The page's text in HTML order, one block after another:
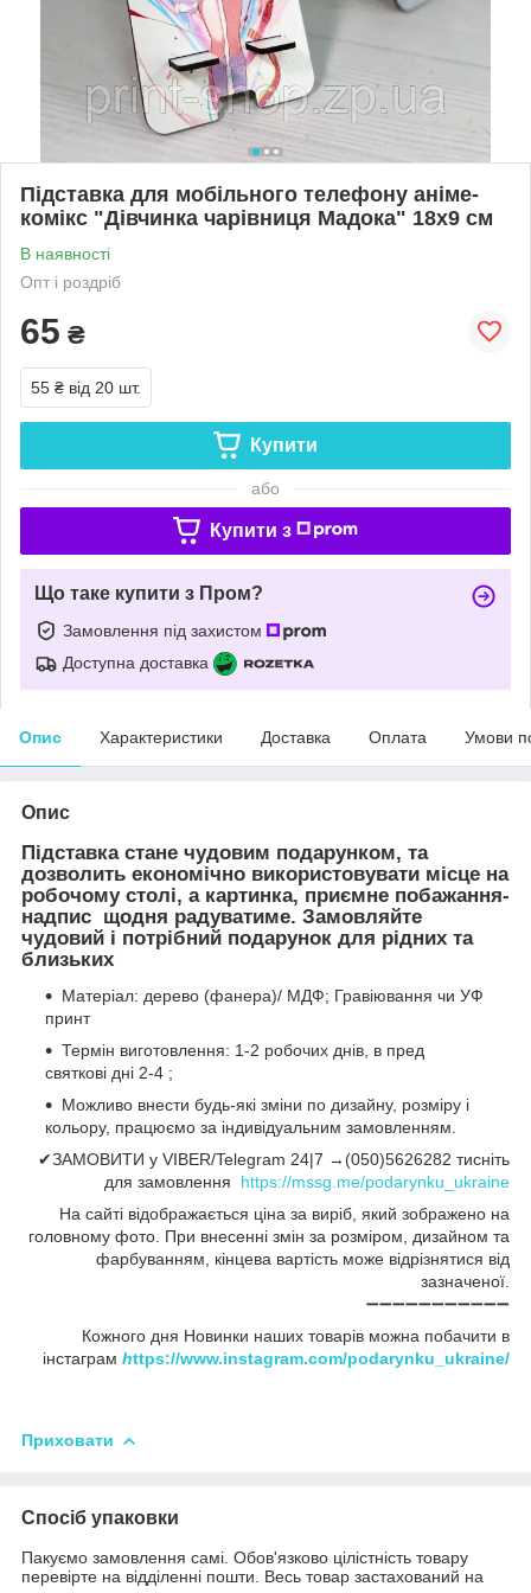
Підставка для мобільного телефону аніме-
комікс "Дівчинка чарівниця Мадока" 18х9 см
В наявності
Опт і роздріб
65 ₴
55 ₴ від 20 шт.
Купити
або
Купити з
Що таке купити з Пром?
Замовлення під захистом
Доступна доставка
Опис Характеристики Доставка Оплата Умови
Опис
Підставка стане чудовим подарунком, та
дозволить економічно використовувати місце на
робочому столі, а картинка, приємне побажання-
надпис щодня радуватиме. Замовляйте
чудовий і потрібний подарунок для рідних та
близьких
Матеріал: дерево (фанера)/ МДФ; Гравіювання чи УФ
принт
Термін виготовлення: 1-2 робочих днів, в пред
святкові дні 2-4 ;
Можливо внести будь-які зміни по дизайну, розміру і
кольору, працюємо за індивідуальним замовленням.
✔ЗАМОВИТИ у VIBER/Telegram 24|7 →(050)5626282 тисніть
для замовлення https://mssg.me/podarynku_ukraine
На сайті відображається ціна за виріб, який зображено на
головному фото. При внесенні змін за розміром, дизайном та
фарбуванням, кінцева вартість може відрізнятися від
зазначеної.
➖➖➖➖➖➖➖➖➖➖➖
Кожного дня Новинки наших товарів можна побачити в
інстаграм https://www.instagram.com/podarynku_ukraine/
Приховати
Спосіб упаковки
Пакуємо замовлення самі. Обов'язково цілістність товару
перевірте на відділенні пошти. Весь товар застахований на